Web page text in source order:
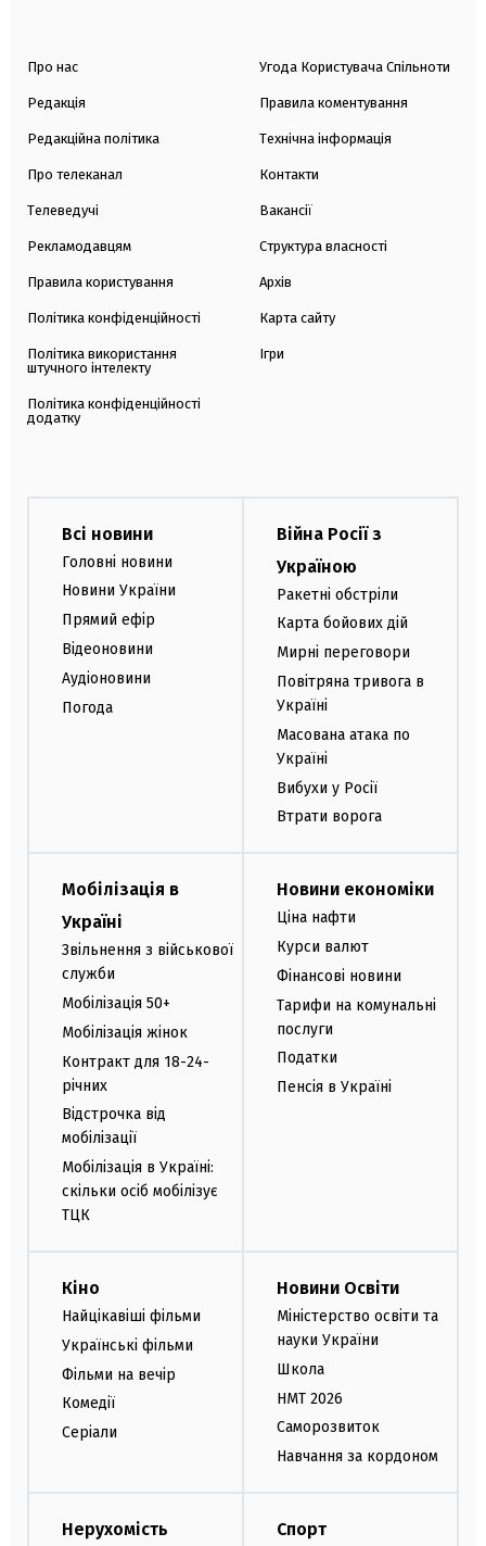
Про нас
Редакція
Редакційна політика
Про телеканал
Телеведучі
Рекламодавцям
Правила користування
Політика конфіденційності
Політика використання
штучного інтелекту
Політика конфіденційності
додатку
Угода Користувача Спільноти
Правила коментування
Технічна інформація
Контакти
Вакансії
Структура власності
Архів
Карта сайту
Ігри
Всі новини
Головні новини
Новини України
Прямий ефір
Відеоновини
Аудіоновини
Погода
Війна Росії з
Україною
Ракетні обстріли
Карта бойових дій
Мирні переговори
Повітряна тривога в
Україні
Масована атака по
Україні
Вибухи у Росії
Втрати ворога
Мобілізація в
Україні
Звільнення з військової
служби
Мобілізація 50+
Мобілізація жінок
Контракт для 18-24-
річних
Відстрочка від
мобілізації
Мобілізація в Україні:
скільки осіб мобілізує
ТЦК
Новини економіки
Ціна нафти
Курси валют
Фінансові новини
Тарифи на комунальні
послуги
Податки
Пенсія в Україні
Кіно
Найцікавіші фільми
Українські фільми
Фільми на вечір
Комедії
Серіали
Новини Освіти
Міністерство освіти та
науки України
Школа
НМТ 2026
Саморозвиток
Навчання за кордоном
Нерухомість Спорт